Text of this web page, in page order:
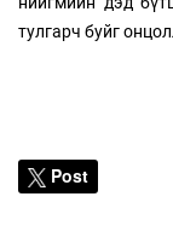
тулгарч буйг
Post